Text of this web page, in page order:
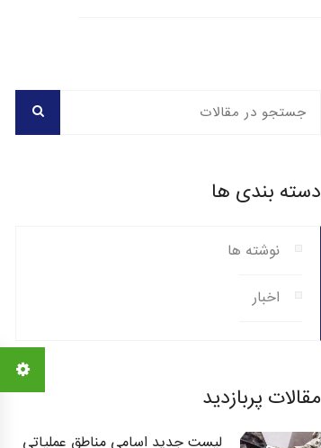
دسته بندی ها
نوشته ها
اخبار
مقالات پربازدید
لیست جدید اسامی مناطق عملیاتی